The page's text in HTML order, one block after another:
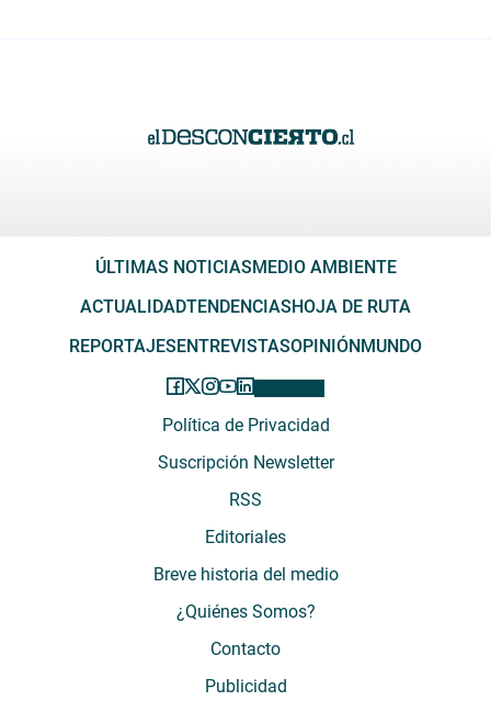
ÚLTIMAS NOTICIAS MEDIO AMBIENTE
ACTUALIDADTENDENCIAS HOJA DE RUTA
REPORTAJES ENTREVISTASOPINIÓN MUNDO
Política de Privacidad
Suscripción Newsletter
RSS
Editoriales
Breve historia del medio
¿Quiénes Somos?
Contacto
Publicidad